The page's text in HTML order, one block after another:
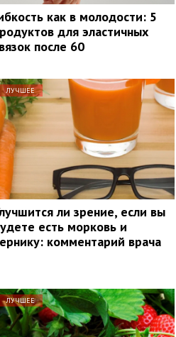
как в молодости: 5
для эластичных
после 60
ЛУЧШЕЕ
ли зрение, если вы
есть морковь и
комментарий врача
ЛУЧШЕЕ